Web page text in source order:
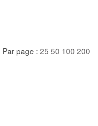
Par page : 25 50 100 200